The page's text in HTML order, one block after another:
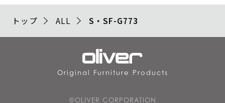
トップ ALL S・SF-G773
Original Furniture Products
©OLIVER CORPORATION